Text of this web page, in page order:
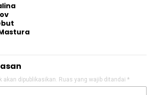
dipublikasikan. Ruas yang wajib ditandai *